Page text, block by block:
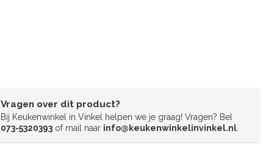
Vragen over dit product?
Bij Keukenwinkel in Vinkel helpen we je graag! Vragen? Bel
073-5320393 of mail naar info@keukenwinkelinvinkel.nl